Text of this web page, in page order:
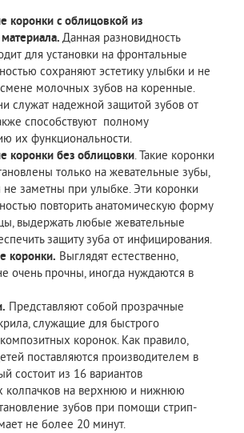
коронки с облицовкой из
Данная разновидность
для установки на фронтальные
сохраняют эстетику улыбки и не
смене молочных зубов на коренные.
служат надежной защитой зубов от
способствуют полному
их функциональности.
коронки без облицовки. Такие коронки
только на жевательные зубы,
не заметны при улыбке. Эти коронки
повторить анатомическую форму
выдержать любые жевательные
защиту зуба от инфицирования.
коронки. Выглядят естественно,
очень прочны, иногда нуждаются в
Представляют собой прозрачные
служащие для быстрого
коронок. Как правило,
поставляются производителем в
состоит из 16 вариантов
колпачков на верхнюю и нижнюю
зубов при помощи стрип-
не более 20 минут.